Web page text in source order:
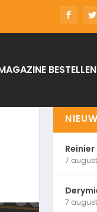
BESTELLEN
7
7